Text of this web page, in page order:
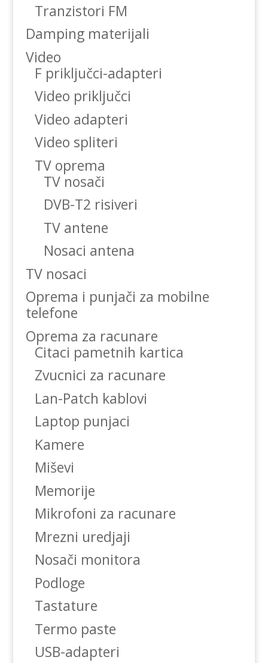
Tranzistori FM
Damping materijali
Video
F priključci-adapteri
Video priključci
Video adapteri
Video spliteri
TV oprema
TV nosači
DVB-T2 risiveri
TV antene
Nosaci antena
TV nosaci
Oprema i punjači za mobilne
telefone
Oprema za racunare
Citaci pametnih kartica
Zvucnici za racunare
Lan-Patch kablovi
Laptop punjaci
Kamere
Miševi
Memorije
Mikrofoni za racunare
Mrezni uredjaji
Nosači monitora
Podloge
Tastature
Termo paste
USB-adapteri